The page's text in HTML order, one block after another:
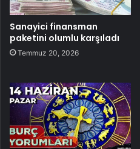
Sanayici finansman
paketini olumlu karşıladı
Temmuz 20, 2026